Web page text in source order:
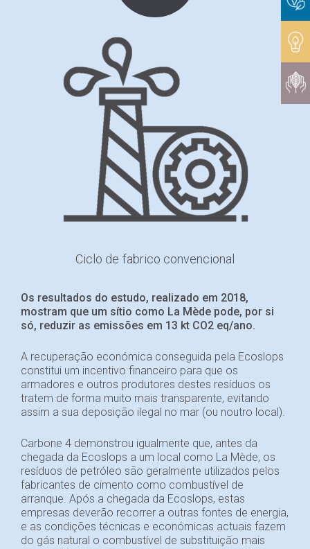
Ciclo de fabrico convencional
Os resultados do estudo, realizado em 2018,
mostram que um sítio como La Mède pode, por si
só, reduzir as emissões em 13 kt CO2 eq/ano.
A recuperação económica conseguida pela Ecoslops
constitui um incentivo financeiro para que os
armadores e outros produtores destes resíduos os
tratem de forma muito mais transparente, evitando
assim a sua deposição ilegal no mar (ou noutro local).
Carbone 4 demonstrou igualmente que, antes da
chegada da Ecoslops a um local como La Mède, os
resíduos de petróleo são geralmente utilizados pelos
fabricantes de cimento como combustível de
arranque. Após a chegada da Ecoslops, estas
empresas deverão recorrer a outras fontes de energia,
e as condições técnicas e económicas actuais fazem
do gás natural o combustível de substituição mais